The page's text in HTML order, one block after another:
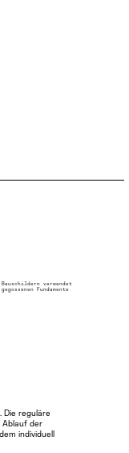
verwendet
Fundamente
Die reguläre
Ablauf der
individuell